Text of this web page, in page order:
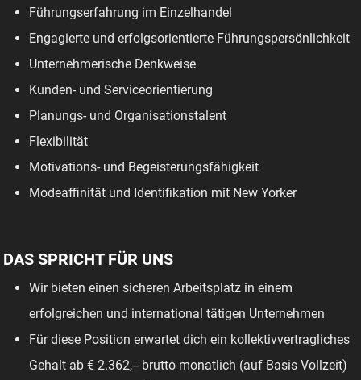
Führungserfahrung im Einzelhandel
Engagierte und erfolgsorientierte Führungspersönlichkeit
Unternehmerische Denkweise
Kunden- und Serviceorientierung
Planungs- und Organisationstalent
Flexibilität
Motivations- und Begeisterungsfähigkeit
Modeaffinität und Identifikation mit New Yorker
DAS SPRICHT FÜR UNS
Wir bieten einen sicheren Arbeitsplatz in einem
erfolgreichen und international tätigen Unternehmen
Für diese Position erwartet dich ein kollektivvertragliches
Gehalt ab € 2.362,-- brutto monatlich (auf Basis Vollzeit)